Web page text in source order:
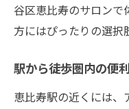
専門家が語
ト
お客様の声
谷区恵比寿のサロンで
方にはぴったりの選択
駅から徒歩圏内の便
恵比寿駅の近くには、